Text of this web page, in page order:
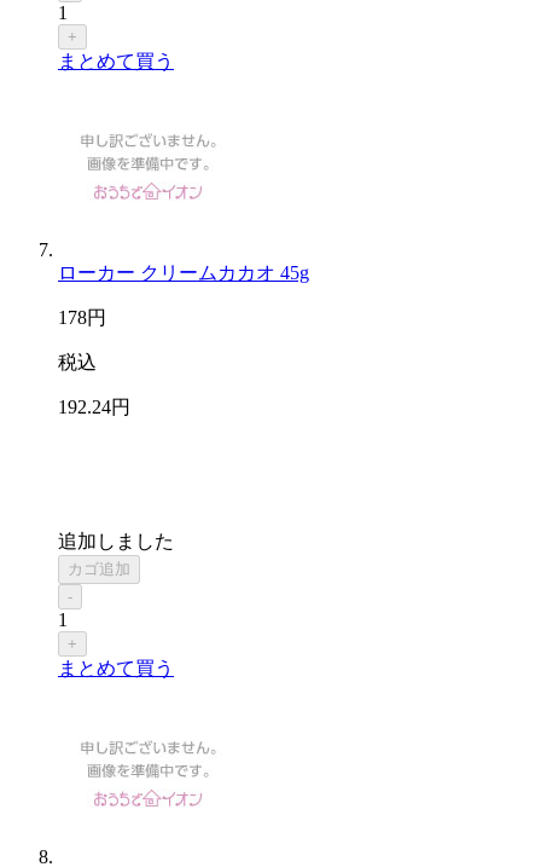
1
+
まとめて買う
ローカー クリームカカオ 45g
178円
税込
192.24円
追加しました
カゴ追加
-
1
+
まとめて買う